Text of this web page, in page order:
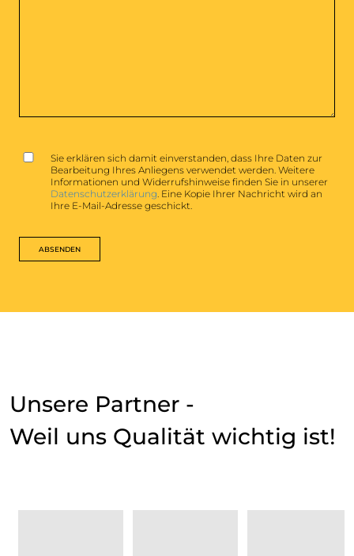
Sie erklären sich damit einverstanden, dass Ihre Daten zur
Bearbeitung Ihres Anliegens verwendet werden. Weitere
Informationen und Widerrufshinweise finden Sie in unserer
Datenschutzerklärung. Eine Kopie Ihrer Nachricht wird an
Ihre E-Mail-Adresse geschickt.
ABSENDEN
Unsere Partner -
Weil uns Qualität wichtig ist!